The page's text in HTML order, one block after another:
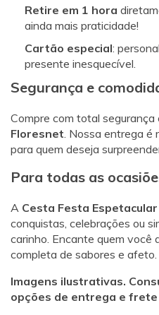
Retire em 1 hora
ainda mais praticidade!
Cartão especial:
presente inesquecível.
Segurança e
Compre com total
Floresnet . Nossa entrega
para quem deseja
Para todas as
A Cesta Festa Espetacular
conquistas, celebrações ou
carinho. Encante quem você
completa de sabores e afeto.
Imagens ilustrativas.
opções de entrega e